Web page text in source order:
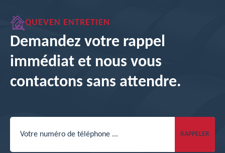
QUEVEN ENTRETIEN
Demandez votre rappel
immédiat et nous vous
contactons sans attendre.